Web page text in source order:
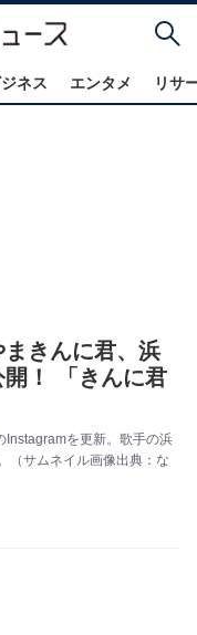
ネス エンタメ リサ
まきんに君、浜
！ 「きんに君
Instagramを更新。歌手の浜
（サムネイル画像出典：な